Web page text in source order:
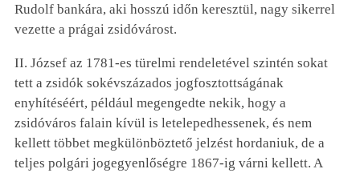
Rudolf bankára, aki hosszú időn keresztül, nagy sikerrel
vezette a prágai zsidóvárost.
II. József az 1781-es türelmi rendeletével szintén sokat
tett a zsidók sokévszázados jogfosztottságának
enyhítéséért, például megengedte nekik, hogy a
zsidóváros falain kívül is letelepedhessenek, és nem
kellett többet megkülönböztető jelzést hordaniuk, de a
teljes polgári jogegyenlőségre 1867-ig várni kellett. A